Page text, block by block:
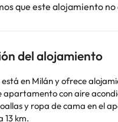
que este alojamiento
del alojamiento
está en Milán y ofrece
Arena Civica está a 3,6 km del alojamiento, y Estadio San Siro está a 3,9
13 km.